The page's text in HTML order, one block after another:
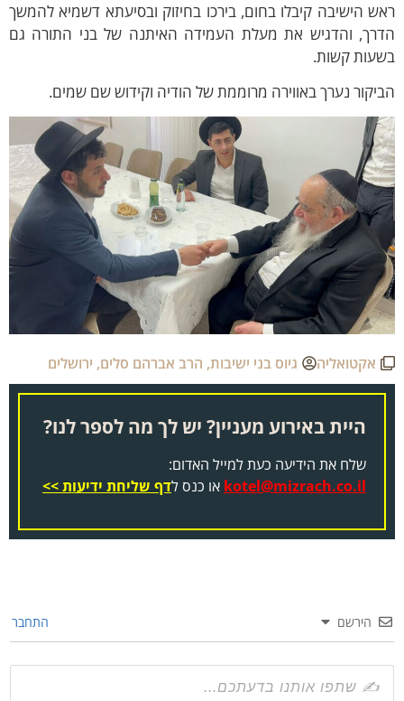
הישיבה קיבלו בחום, בירכו בחיזוק ובסיעתא דשמיא להמשך
והדגיש את מעלת העמידה האיתנה של בני התורה גם
קשות.
נערך באווירה מרוממת של הודיה וקידוש שם שמים.
אקטואליה גיוס בני ישיבות,הרב אברהם סלים,ירושלים
היית באירוע מעניין? יש לך מה לספר לנו?
שלח את הידיעה כעת למייל האדום:
kotel@mizrach.co.ilאו כנס לדף שליחת ידיעות >>
הירשם התחבר